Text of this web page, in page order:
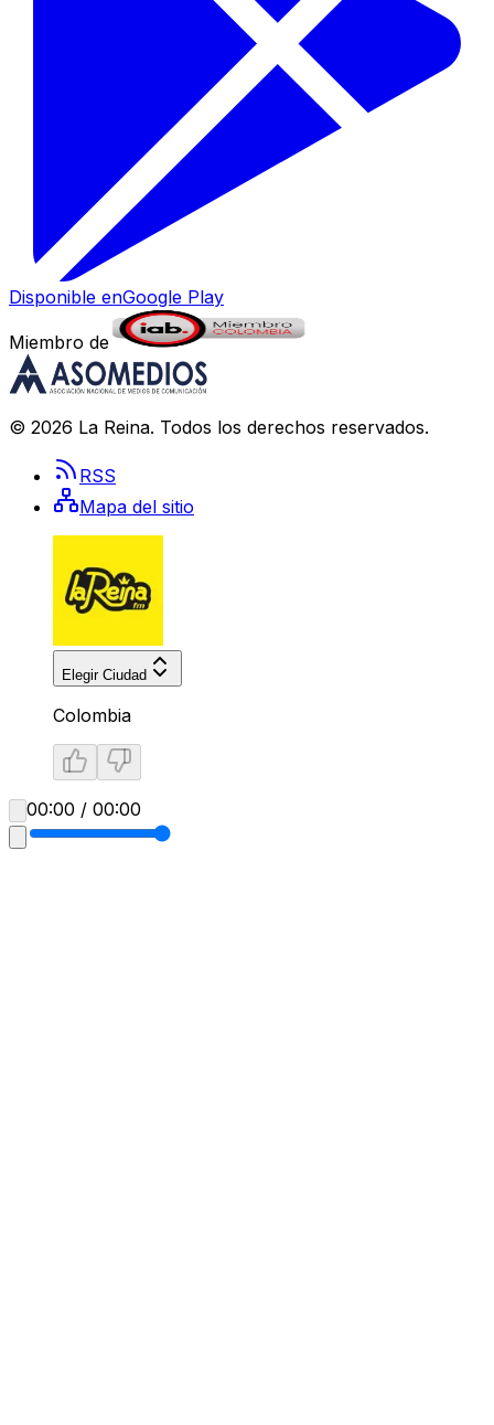
Disponible enGoogle Play
Miembro de
© 2026 La Reina. Todos los derechos reservados.
RSS
Mapa del sitio
Elegir Ciudad
Colombia
00:00 / 00:00